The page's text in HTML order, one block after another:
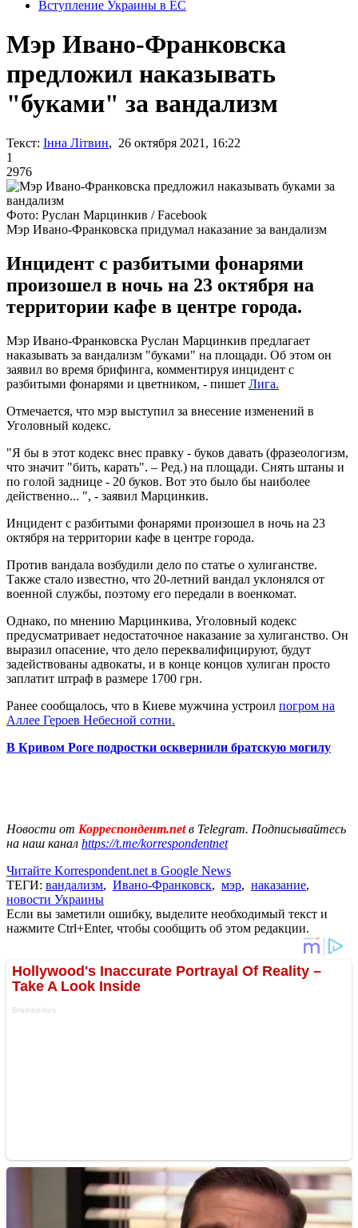
Вступление Украины в ЕС
Мэр Ивано-Франковска
предложил наказывать
"буками" за вандализм
Текст: Інна Літвин, 26 октября 2021, 16:22
1
2976
Фото: Руслан Марцинкив / Facebook
Мэр Ивано-Франковска придумал наказание за вандализм
Инцидент с разбитыми фонарями
произошел в ночь на 23 октября на
территории кафе в центре города.
Мэр Ивано-Франковска Руслан Марцинкив предлагает
наказывать за вандализм "буками" на площади. Об этом он
заявил во время брифинга, комментируя инцидент с
разбитыми фонарями и цветником, - пишет Лига.
Отмечается, что мэр выступил за внесение изменений в
Уголовный кодекс.
"Я бы в этот кодекс внес правку - буков давать (фразеологизм,
что значит "бить, карать". – Ред.) на площади. Снять штаны и
по голой заднице - 20 буков. Вот это было бы наиболее
действенно... ", - заявил Марцинкив.
Инцидент с разбитыми фонарями произошел в ночь на 23
октября на территории кафе в центре города.
Против вандала возбудили дело по статье о хулиганстве.
Также стало известно, что 20-летний вандал уклонялся от
военной службы, поэтому его передали в военкомат.
Однако, по мнению Марцинкива, Уголовный кодекс
предусматривает недостаточное наказание за хулиганство. Он
выразил опасение, что дело переквалифицируют, будут
задействованы адвокаты, и в конце концов хулиган просто
заплатит штраф в размере 1700 грн.
Ранее сообщалось, что в Киеве мужчина устроил погром на
Аллее Героев Небесной сотни.
В Кривом Роге подростки осквернили братскую могилу
Новости от Корреспондент.netв Telegram. Подписывайтесь
на наш канал https://t.me/korrespondentnet
Читайте Korrespondent.net в Google News
ТЕГИ: вандализм, Ивано-Франковск, мэр, наказание,
новости Украины
Если вы заметили ошибку, выделите необходимый текст и
нажмите Ctrl+Enter, чтобы сообщить об этом редакции.